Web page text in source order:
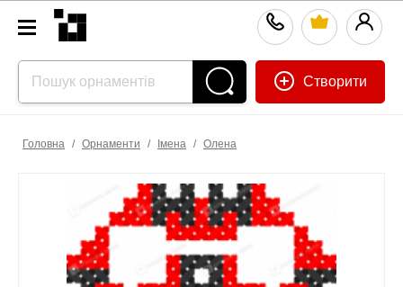
Створити
Головна / Орнаменти / Імена / Олена